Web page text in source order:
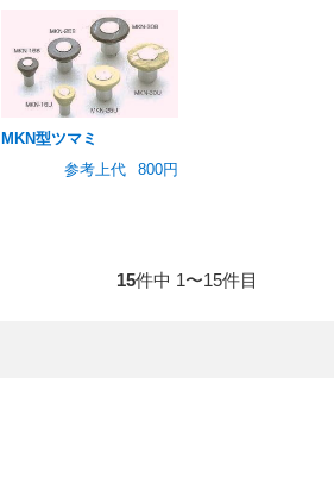
MKN型ツマミ
参考上代
800円
15件中 1〜15件目